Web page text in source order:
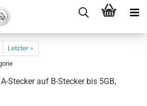
Letzter »
Stecker auf B-Stecker bis 5GB,